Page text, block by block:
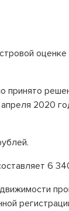
принято
2020
6